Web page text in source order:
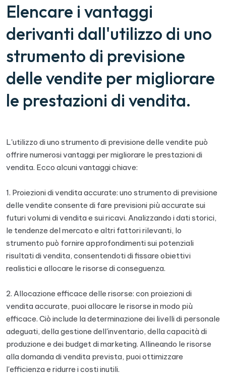
Elencare i vantaggi
derivanti dall'utilizzo di uno
strumento di previsione
delle vendite per migliorare
le prestazioni di vendita.
L'utilizzo di uno strumento di previsione delle vendite può
offrire numerosi vantaggi per migliorare le prestazioni di
vendita. Ecco alcuni vantaggi chiave:
1. Proiezioni di vendita accurate: uno strumento di previsione
delle vendite consente di fare previsioni più accurate sui
futuri volumi di vendita e sui ricavi. Analizzando i dati storici,
le tendenze del mercato e altri fattori rilevanti, lo
strumento può fornire approfondimenti sui potenziali
risultati di vendita, consentendoti di fissare obiettivi
realistici e allocare le risorse di conseguenza.
2. Allocazione efficace delle risorse: con proiezioni di
vendita accurate, puoi allocare le risorse in modo più
efficace. Ciò include la determinazione dei livelli di personale
adeguati, della gestione dell'inventario, della capacità di
produzione e dei budget di marketing. Allineando le risorse
alla domanda di vendita prevista, puoi ottimizzare
l'efficienza e ridurre i costi inutili.